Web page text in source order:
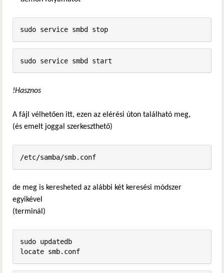
sudo service smbd stop
!Hasznos
A fájl vélhetően itt, ezen az elérési úton található meg,
(és emelt joggal szerkeszthető)
/etc/samba/smb.conf
de meg is keresheted az alábbi két keresési módszer
egyikével
(terminál)
sudo updatedb
locate smb.conf